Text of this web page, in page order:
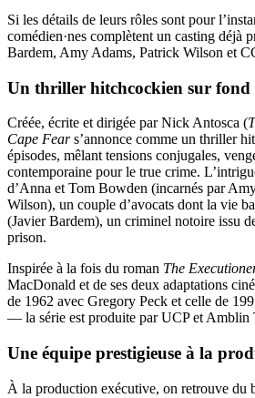
Si les détails de leurs rôles sont pour
comédien·nes complètent un casting déjà
Bardem, Amy Adams, Patrick Wilson et
Un thriller hitchcockien sur fond
Créée, écrite et dirigée par Nick Antosca (
Cape Fears’annonce comme un thriller
épisodes, mêlant tensions conjugales,
contemporaine pour le true crime.
d’Anna et Tom Bowden (incarnés par
Wilson), un couple d’avocats dont la vie
(Javier Bardem), un criminel notoire issu
prison.
Inspirée à la fois du roman The
MacDonald et de ses deux adaptations
de 1962 avec Gregory Peck et celle de
— la série est produite par UCP et Amblin
Une équipe prestigieuse à la
À la production exécutive, on retrouve du